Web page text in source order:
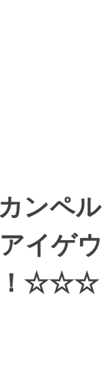
ンペル
イゲウ
！☆☆☆